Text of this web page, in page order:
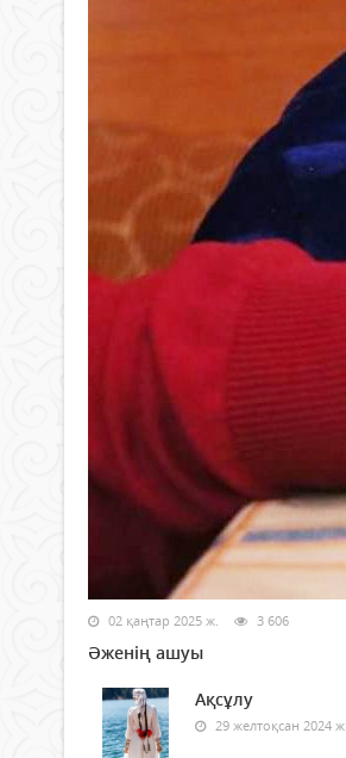
02 қаңтар 2025 ж. 3 606
Әженің ашуы
Ақсұлу
29 желтоқсан 2024 ж.